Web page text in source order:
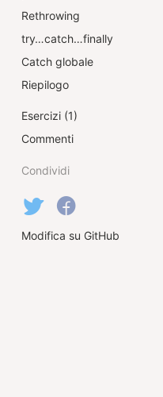
Rethrowing
try…catch…finally
Catch globale
Riepilogo
Esercizi (1)
Commenti
Condividi
Modifica su GitHub